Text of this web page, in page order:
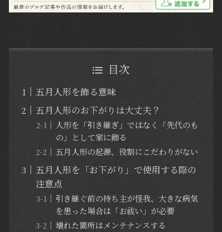
目次
五月人形を飾る意味
五月人形のお下がりは大丈夫？
人形を「引き継ぎ」ではなく「先代のも
の」として家に飾る
五月人形の起源、役割にこだわりがない
五月人形を「お下がり」で使用する際の
注意点
引き継ぐ前の持ち主が怪我、大きな病気
を患った場合は「お祓い」が必要
壊れた箇所はメンテナンスする